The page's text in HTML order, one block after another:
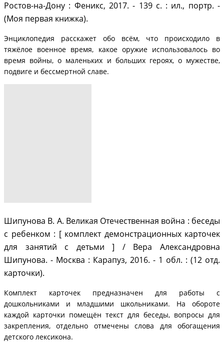
Ростов-на-Дону : Феникс, 2017. - 139 с. : ил., портр. -
(Моя первая книжка).
Энциклопедия расскажет обо всём, что происходило в
тяжёлое военное время, какое оружие использовалось во
время войны, о маленьких и больших героях, о мужестве,
подвиге и бессмертной славе.
Шипунова В. А. Великая Отечественная война : беседы
с ребенком : [ комплект демонстрационных карточек
для занятий с детьми ] / Вера Александровна
Шипунова. - Москва : Карапуз, 2016. - 1 обл. : (12 отд.
карточки).
Комплект карточек предназначен для работы с
дошкольниками и младшими школьниками. На обороте
каждой карточки помещён текст для беседы, вопросы для
закрепления, отдельно отмечены слова для обогащения
детского лексикона.